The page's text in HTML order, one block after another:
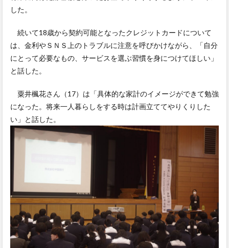
した。
続いて18歳から契約可能となったクレジットカードについて
は、金利やＳＮＳ上のトラブルに注意を呼びかけながら、「自分
にとって必要なもの、サービスを選ぶ習慣を身につけてほしい」
と話した。
粟井楓花さん（17）は「具体的な家計のイメージができて勉強
になった。将来一人暮らしをする時は計画立ててやりくりした
い」と話した。